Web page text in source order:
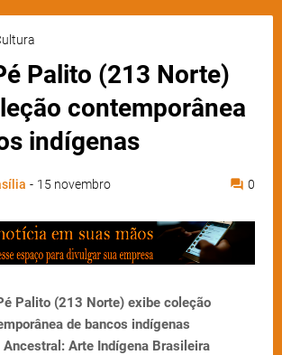
Palito (213 Norte)
contemporânea
indígenas
- 15 novembro 0
Palito (213 Norte) exibe coleção
de bancos indígenas
Ancestral: Arte Indígena Brasileira